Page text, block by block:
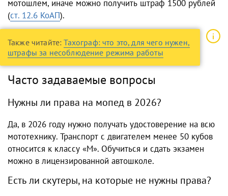
мотошлем, иначе можно получить штраф 1500 рублей
(ст. 12.6 КоАП).
Также читайте:Тахограф: что это, для чего нужен,
штрафы за несоблюдение режима работы
Часто задаваемые вопросы
Нужны ли права на мопед в 2026?
Да, в 2026 году нужно получать удостоверение на всю
мототехнику. Транспорт с двигателем менее 50 кубов
относится к классу «М». Обучиться и сдать экзамен
можно в лицензированной автошколе.
Есть ли скутеры, на которые не нужны права?